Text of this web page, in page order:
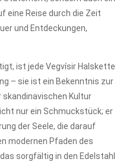
eine Reise durch die Zeit
und Entdeckungen,
ist jede Vegvísir Halskette
– sie ist ein Bekenntnis zur
Kultur
nur ein Schmuckstück; er
der Seele, die darauf
modernen Pfaden des
sorgfältig in den Edelstahl